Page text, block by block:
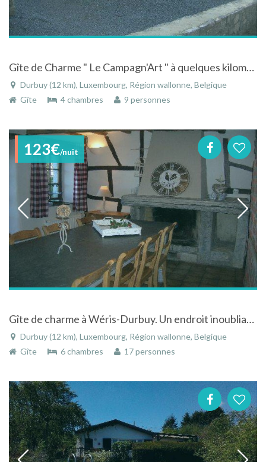
Gîte de Charme " Le Campagn'Art " à quelques kilomètres de Durbuy
Durbuy (12 km), Luxembourg, Région wallonne, Belgique
Gîte
4 chambres 9 personnes
123€/nuit
Gîte de charme à Wéris-Durbuy. Un endroit inoubliable pour un weekend en famille ou entre amis
Durbuy (12 km), Luxembourg, Région wallonne, Belgique
Gîte
6 chambres 17 personnes